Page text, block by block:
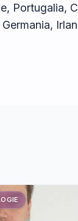
Portugalia,